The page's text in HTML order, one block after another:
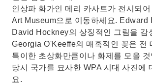
인상파 화가인 메리 카사트가 전시되
Art Museum으로 이동하세요. Edward
David Hockney의 상징적인 그림을 감
Georgia O'Keeffe의 매혹적인 꽃은 전
특이한 초상화만큼이나 화제를 모을
당시 국가를 묘사한 WPA 시대 사진에
요.